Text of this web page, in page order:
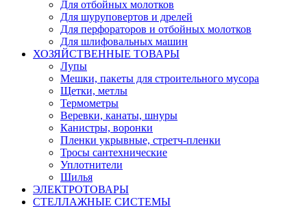
Для отбойных молотков
Для шуруповертов и дрелей
Для перфораторов и отбойных молотков
Для шлифовальных машин
ХОЗЯЙСТВЕННЫЕ ТОВАРЫ
Лупы
Мешки, пакеты для строительного мусора
Щетки, метлы
Термометры
Веревки, канаты, шнуры
Канистры, воронки
Пленки укрывные, стретч-пленки
Тросы сантехнические
Уплотнители
Шилья
ЭЛЕКТРОТОВАРЫ
СТЕЛЛАЖНЫЕ СИСТЕМЫ